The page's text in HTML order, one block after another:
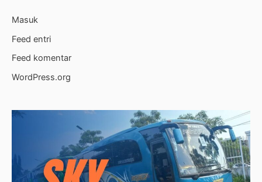
Masuk
Feed entri
Feed komentar
WordPress.org